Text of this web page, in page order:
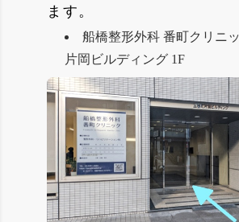
ます。
船橋整形外科 番町クリニ
片岡ビルディング 1F